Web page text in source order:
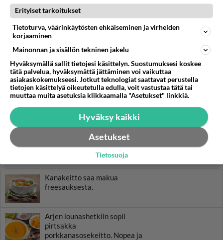
Kanakeitto saa makua
freesauksesta.
Arjen lounashetkiin sopii
pirtsakka
porkkanasosekeitto. Nopea ja
Erityiset tarkoitukset
Tietoturva, väärinkäytösten ehkäiseminen ja virheiden
korjaaminen
Mainonnan ja sisällön tekninen jakelu
Hyväksymällä sallit tietojesi käsittelyn. Suostumuksesi koskee
tätä palvelua, hyväksymättä jättäminen voi vaikuttaa
asiakaskokemukseesi. Jotkut teknologiat saattavat perustella
tietojen käsittelyä oikeutetulla edulla, voit vastustaa tätä tai
muuttaa muita asetuksia klikkaamalla "Asetukset" linkkiä.
Hyväksy kaikki
Asetukset
Tietosuoja